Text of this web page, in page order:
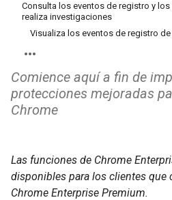
Consulta los eventos de registro y
realiza investigaciones
Visualiza los eventos de registro
Comience aquí a fin de
protecciones mejoradas
Chrome
Las funciones de Chrome
disponibles para los clientes que
Chrome Enterprise Premium.